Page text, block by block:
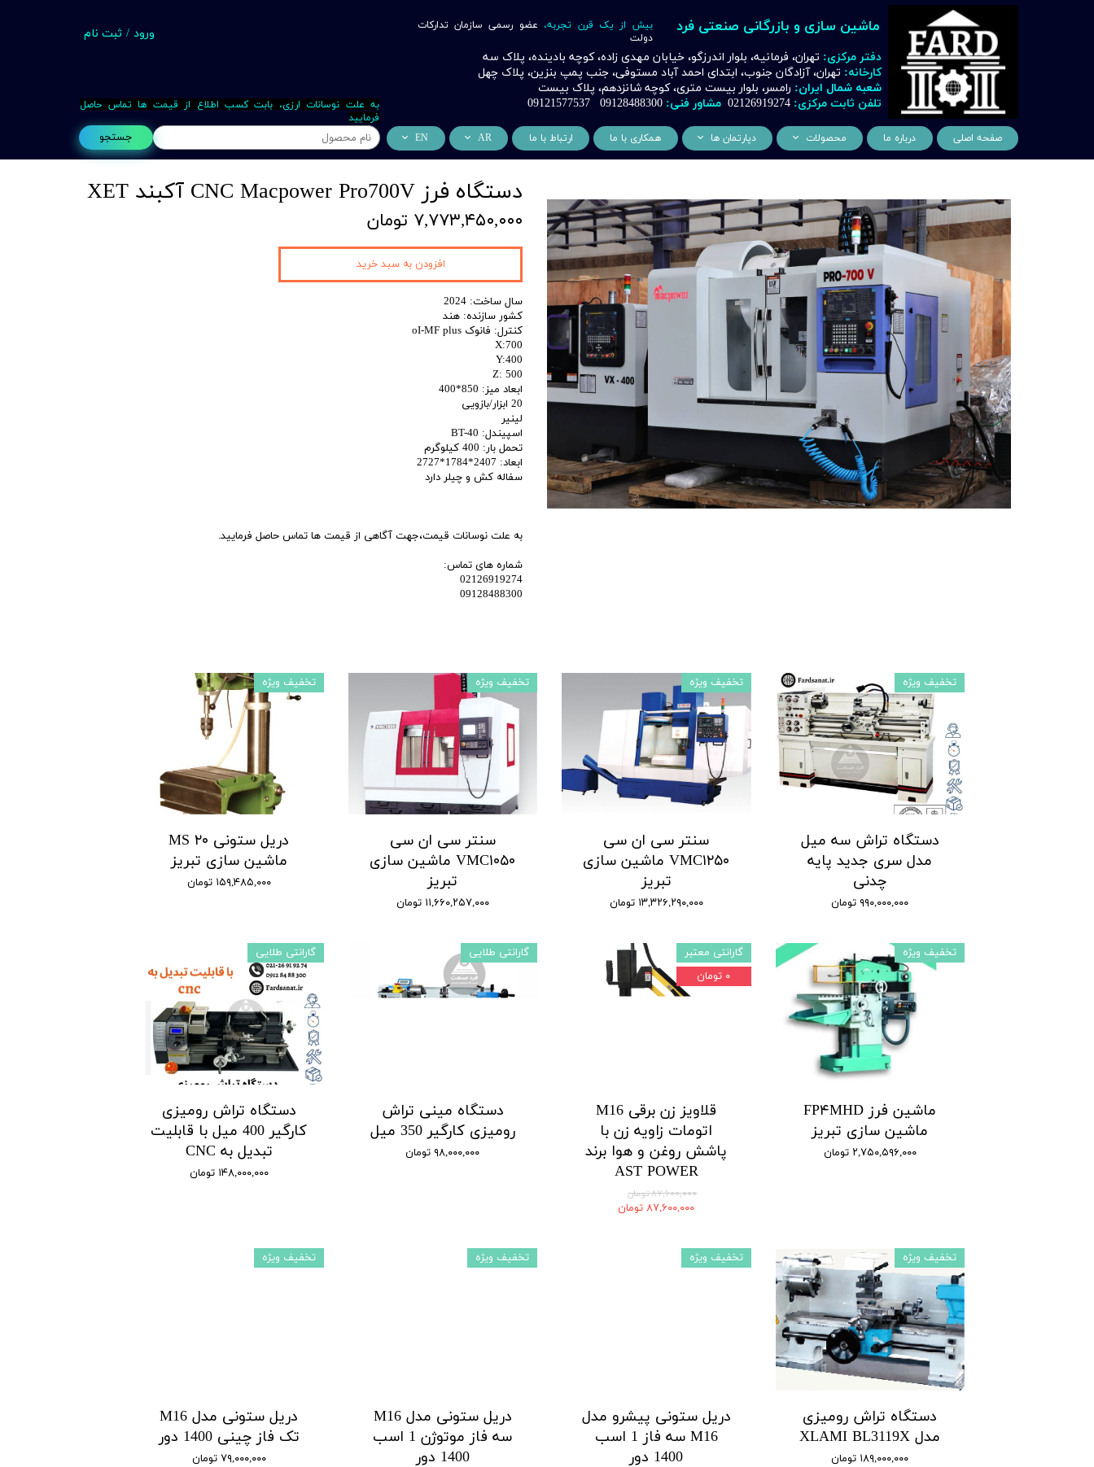
جستجو
دفتر مرکزی: تهران، فرمانیه، بلوار اندرزگو، خیابان مهدی زاده، کوچه بادینده، پلاک سه
کارخانه: تهران، آزادگان جنوب، ابتدای احمد آباد مستوفی، جنب پمپ بنزین، پلاک چهل
شعبه شمال ایران: رامسر، بلوار بیست متری، کوچه شانزدهم، پلاک بیست
تلفن ثابت مرکزی: 02126919274 مشاور فنی:
ماشین سازی و بازرگانی صنعتی فرد بیش از یک قرن تجربه، عضو رسمی سازمان تدارکات
دولت
ورود / ثبت نام
سفارشات
خروج از حساب کاربری
صفحه اصلی درباره ما محصولات
ماشین آلات و تجهیزات تراشکاری
ماشین آلات و تجهیزات برشکاری
ماشین آلات و تجهیزات جوشکاری
ماشین آلات و تجهیزات پاشش
ماشین آلات و تجهیزات چوب
ماشین آلات و تجهیزات بتن
ماشین آلات و تجهیزات پرسکاری
ماشین آلات و تجهیزات کارگاهی
ماشین آلات و تجهیزات رباتیک
شیمی ساختمان
دپارتمان ها
دکوراسیون فرد
نیروگاه خورشیدی فرد
اتوماسیون صنعتی IoT فرد
همکاری با ما ارتباط با ما AR
التعاون التجاري
EN
Business Cooperation
به علت نوسانات ارزی، بابت کسب اطلاع از قیمت ها تماس حاصل
فرمایید
دستگاه فرز CNC Macpower Pro700V آکبند XET
۷,۷۷۳,۴۵۰,۰۰۰ تومان
سال ساخت: 2024
کشور سازنده: هند
کنترل: فانوک oI-MF plus
X:700
Y:400
Z: 500
ابعاد میز: 850*400
20 ابزار/بازویی
لینیر
اسپیندل: BT-40
تحمل بار: 400 کیلوگرم
ابعاد: 2407*1784*2727
سفاله کش و چیلر دارد
به علت نوسانات قیمت،جهت آگاهی از قیمت ها تماس حاصل فرمایید.
شماره های تماس:
02126919274
09128488300
افزودن به سبد خرید
دستگاه تراش سه میل
مدل سری جدید پایه
چدنی
۹۹۰,۰۰۰,۰۰۰ تومان
تخفیف ویژه
سنتر سی ان سی
VMC۱۲۵۰ ماشین سازی
تبریز
۱۳,۳۲۶,۲۹۰,۰۰۰ تومان
تخفیف ویژه
سنتر سی ان سی
VMC۱۰۵۰ ماشین سازی
تبریز
۱۱,۶۶۰,۲۵۷,۰۰۰ تومان
تخفیف ویژه
دریل ستونی MS ۲۰
ماشین سازی تبریز
۱۵۹,۴۸۵,۰۰۰ تومان
تخفیف ویژه
ماشین فرز FP۴MHD
ماشین سازی تبریز
۲,۷۵۰,۵۹۶,۰۰۰ تومان
تخفیف ویژه
قلاویز زن برقی M16
اتومات زاویه زن با
پاشش روغن و هوا برند
AST POWER
۸۷,۶۰۰,۰۰۰ تومان
۸۷,۶۰۰,۰۰۰ تومان
گارانتی معتبر
۰ تومان
دستگاه مینی تراش
رومیزی کارگیر 350 میل
۹۸,۰۰۰,۰۰۰ تومان
گارانتی طلایی
دستگاه تراش رومیزی
کارگیر 400 میل با قابلیت
تبدیل به CNC
۱۴۸,۰۰۰,۰۰۰ تومان
گارانتی طلایی
دستگاه تراش رومیزی
مدل XLAMI BL3119X
۱۸۹,۰۰۰,۰۰۰ تومان
تخفیف ویژه
دریل ستونی پیشرو مدل
M16 سه فاز 1 اسب
1400 دور
تخفیف ویژه
دریل ستونی مدل M16
سه فاز موتوژن 1 اسب
1400 دور
تخفیف ویژه
دریل ستونی مدل M16
تک فاز چینی 1400 دور
۷۹,۰۰۰,۰۰۰ تومان
تخفیف ویژه